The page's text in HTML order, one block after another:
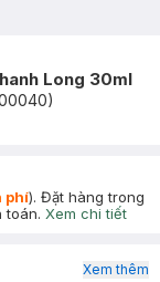
Long 30ml
)
phí). Đặt hàng trong
toán. Xem chi tiết
Xem thêm